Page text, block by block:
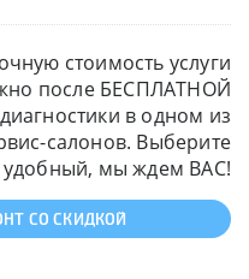
стоимость услуги
после БЕСПЛАТНОЙ
в одном из
салонов. Выберите
удобный, мы ждем ВАС!
СО СКИДКОЙ